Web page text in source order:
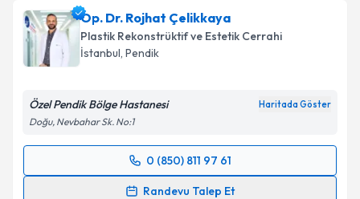
Op. Dr. Rojhat Çelikkaya
Plastik Rekonstrüktif ve Estetik Cerrahi
İstanbul, Pendik
Özel Pendik Bölge Hastanesi Haritada Göster
Doğu, Nevbahar Sk. No:1
0 (850) 811 97 61
Randevu Talep Et
Randevu Takvimi Talebi